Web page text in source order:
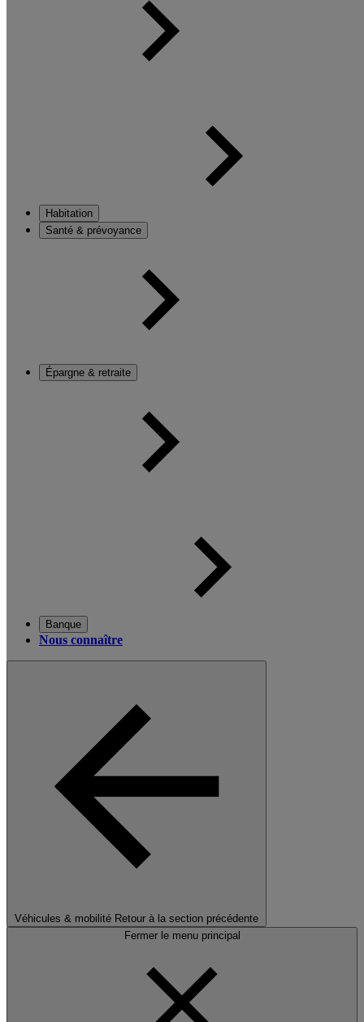
Habitation
Santé & prévoyance
Épargne & retraite
Banque
Nous connaître
Véhicules & mobilité Retour à la section précédente
Fermer le menu principal